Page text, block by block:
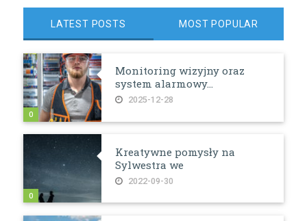
LATEST POSTS MOST POPULAR
Monitoring wizyjny oraz
system alarmowy...
2025-12-28
0
Kreatywne pomysły na
Sylwestra we
2022-09-30
0